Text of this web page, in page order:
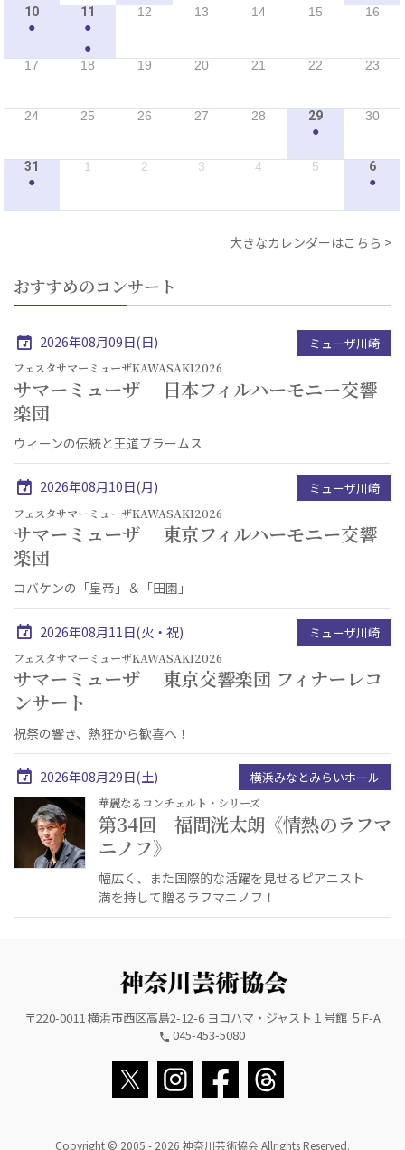
10 11 12 13 14 15 16
●
●
●
17 18 19 20 21 22 23
24 25 26 27 28 29 30
●
31 1 2 3 4 5 6
● ●
大きなカレンダーはこちら
おすすめのコンサート
2026年08月09日(日) ミューザ川崎
フェスタサマーミューザKAWASAKI2026
サマーミューザ 日本フィルハーモニー交響
楽団
ウィーンの伝統と王道ブラームス
2026年08月10日(月) ミューザ川崎
フェスタサマーミューザKAWASAKI2026
サマーミューザ 東京フィルハーモニー交響
楽団
コバケンの「皇帝」＆「田園」
2026年08月11日(火・祝) ミューザ川崎
フェスタサマーミューザKAWASAKI2026
サマーミューザ 東京交響楽団 フィナーレコ
ンサート
祝祭の響き、熱狂から歓喜へ！
2026年08月29日(土) 横浜みなとみらいホール
華麗なるコンチェルト・シリーズ
第34回 福間洸太朗《情熱のラフマ
ニノフ》
幅広く、また国際的な活躍を見せるピアニスト
満を持して贈るラフマニノフ！
〒220-0011 横浜市西区高島2-12-6 ヨコハマ・ジャスト１号館 ５F-A
045-453-5080
Copyright © 2005 - 2026 神奈川芸術協会 Allrights Reserved.